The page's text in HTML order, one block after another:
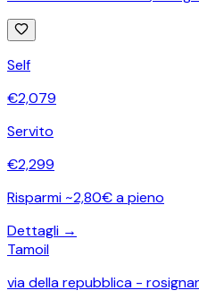
Self
€2,079
Servito
€2,299
Risparmi ~2,80€ a pieno
Dettagli →
Tamoil
via della repubblica -